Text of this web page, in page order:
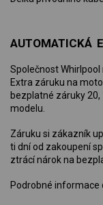
AUTOMATICKÁ
Společnost
Extra záruku na
bezplatné záruky 20,
modelu.
Záruku si zákazník
ti dní od zakoupení
ztrácí nárok na
Podrobné informace